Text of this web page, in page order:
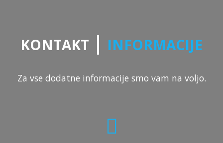
KONTAKT | INFORMACIJE
Za vse dodatne informacije smo vam na voljo.